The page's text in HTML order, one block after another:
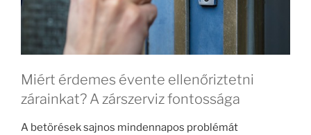
Miért érdemes évente ellenőriztetni
zárainkat? A zárszerviz fontossága
A betörések sajnos mindennapos problémát